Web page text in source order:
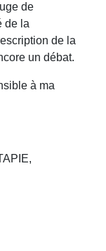
de
de la
de la
un débat.
à ma